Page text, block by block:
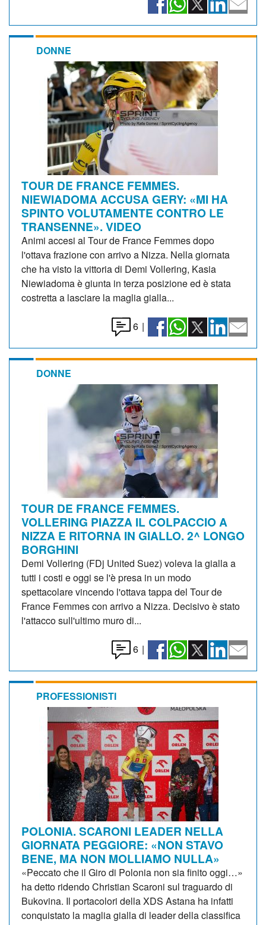
DONNE
TOUR DE FRANCE FEMMES.
NIEWIADOMA ACCUSA GERY: «MI HA
SPINTO VOLUTAMENTE CONTRO LE
TRANSENNE». VIDEO
Animi accesi al Tour de France Femmes dopo
l'ottava frazione con arrivo a Nizza. Nella giornata
che ha visto la vittoria di Demi Vollering, Kasia
Niewiadoma è giunta in terza posizione ed è stata
costretta a lasciare la maglia gialla...
6 |
DONNE
TOUR DE FRANCE FEMMES.
VOLLERING PIAZZA IL COLPACCIO A
NIZZA E RITORNA IN GIALLO. 2^ LONGO
BORGHINI
Demi Vollering (FDj United Suez) voleva la gialla a
tutti i costi e oggi se l'è presa in un modo
spettacolare vincendo l'ottava tappa del Tour de
France Femmes con arrivo a Nizza. Decisivo è stato
l'attacco sull'ultimo muro di...
6 |
PROFESSIONISTI
POLONIA. SCARONI LEADER NELLA
GIORNATA PEGGIORE: «NON STAVO
BENE, MA NON MOLLIAMO NULLA»
«Peccato che il Giro di Polonia non sia finito oggi…»
ha detto ridendo Christian Scaroni sul traguardo di
Bukovina. Il portacolori della XDS Astana ha infatti
conquistato la maglia gialla di leader della classifica